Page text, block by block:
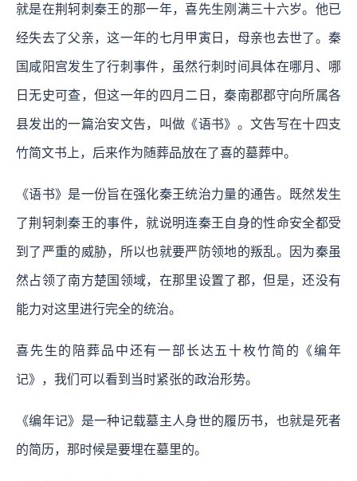
就是在荆轲刺秦王的那一年，喜先生刚满三十六岁。他已
经失去了父亲，这一年的七月甲寅日，母亲也去世了。秦
国咸阳宫发生了行刺事件，虽然行刺时间具体在哪月、哪
日无史可查，但这一年的四月二日，秦南郡郡守向所属各
县发出的一篇治安文告，叫做《语书》。文告写在十四支
竹简文书上，后来作为随葬品放在了喜的墓葬中。
《语书》是一份旨在强化秦王统治力量的通告。既然发生
了荆轲刺秦王的事件，就说明连秦王自身的性命安全都受
到了严重的威胁，所以也就要严防领地的叛乱。因为秦虽
然占领了南方楚国领域，在那里设置了郡，但是，还没有
能力对这里进行完全的统治。
喜先生的陪葬品中还有一部长达五十枚竹简的《编年
记》，我们可以看到当时紧张的政治形势。
《编年记》是一种记载墓主人身世的履历书，也就是死者
的简历，那时候是要埋在墓里的。